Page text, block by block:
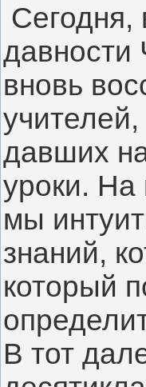
Сегодня,
вновь
давших
уроки. На
мы
знаний,
который
В тот